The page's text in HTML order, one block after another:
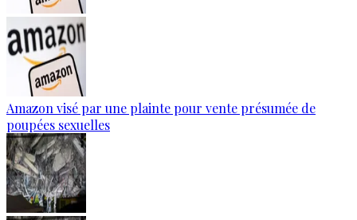
Amazon visé par une plainte pour vente présumée de
poupées sexuelles